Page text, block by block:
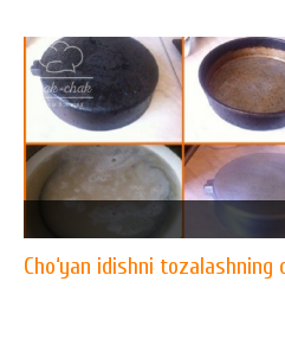
Cho‘yan idishni tozalashning